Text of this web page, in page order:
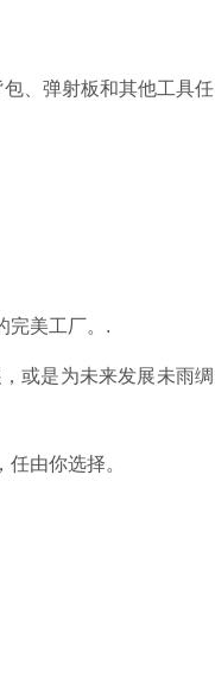
、弹射板和其他工具任
完美工厂。.
或是为未来发展未雨绸
由你选择。